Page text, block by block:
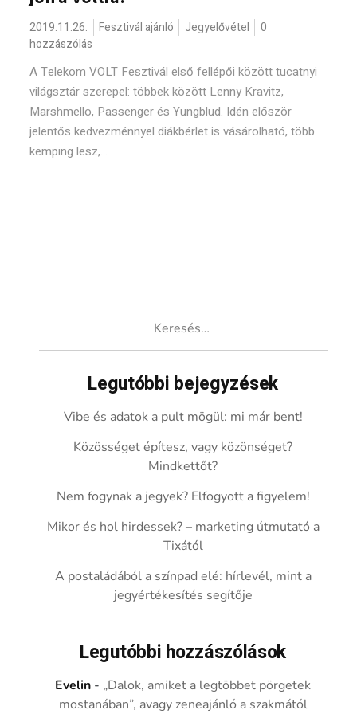
2019.11.26. Fesztivál ajánló Jegyelővétel
0
hozzászólás
A Telekom VOLT Fesztivál első fellépői között tucatnyi
világsztár szerepel: többek között Lenny Kravitz,
Marshmello, Passenger és Yungblud. Idén először
jelentős kedvezménnyel diákbérlet is vásárolható, több
kemping lesz,...
Legutóbbi bejegyzések
Vibe és adatok a pult mögül: mi már bent!
Közösséget építesz, vagy közönséget?
Mindkettőt?
Nem fogynak a jegyek? Elfogyott a figyelem!
Mikor és hol hirdessek? – marketing útmutató a
Tixától
A postaládából a színpad elé: hírlevél, mint a
jegyértékesítés segítője
Legutóbbi hozzászólások
Evelin - „Dalok, amiket a legtöbbet pörgetek
mostanában”, avagy zeneajánló a szakmától